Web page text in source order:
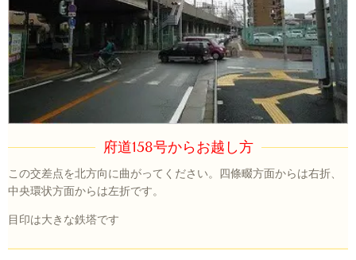
府道158号からお越し方
この交差点を北方向に曲がってください。四條畷方面からは右折、
中央環状方面からは左折です。
目印は大きな鉄塔です